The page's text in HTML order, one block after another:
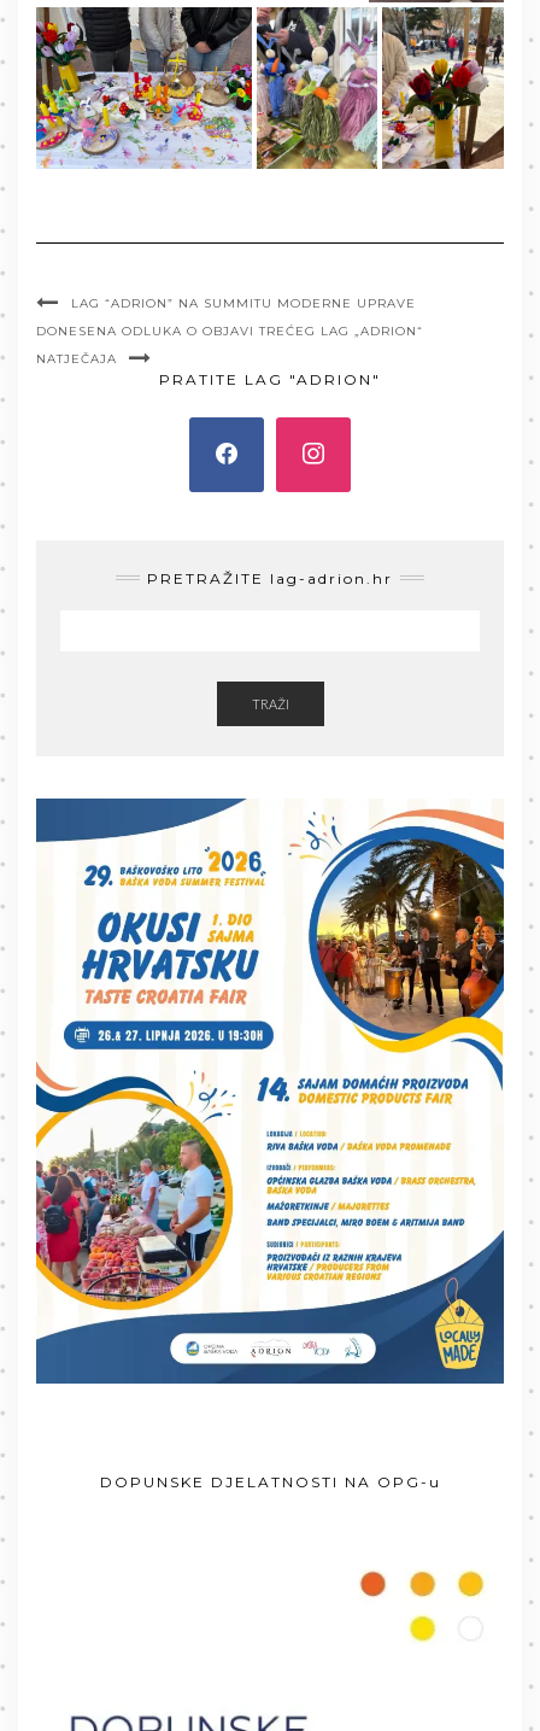
LAG “ADRION” NA SUMMITU MODERNE UPRAVE
DONESENA ODLUKA O OBJAVI TREĆEG LAG „ADRION“
NATJEČAJA
PRATITE LAG "ADRION"
PRETRAŽITE lag-adrion.hr
TRAŽI
DOPUNSKE DJELATNOSTI NA OPG-u